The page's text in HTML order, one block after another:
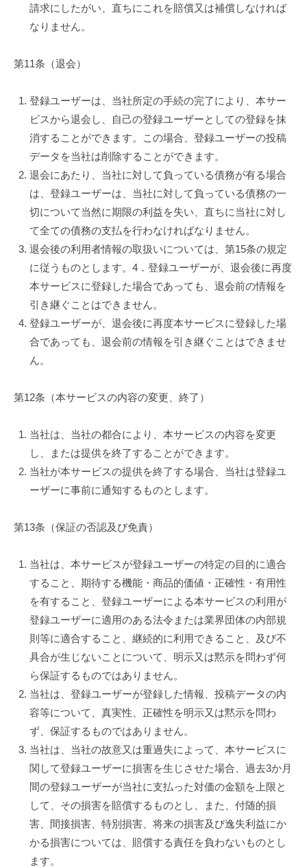
請求にしたがい、直ちにこれを賠償又は補償しなければ
なりません。
第11条（退会）
登録ユーザーは、当社所定の手続の完了により、本サー
ビスから退会し、自己の登録ユーザーとしての登録を抹
消することができます。この場合、登録ユーザーの投稿
データを当社は削除することができます。
退会にあたり、当社に対して負っている債務が有る場合
は、登録ユーザーは、当社に対して負っている債務の一
切について当然に期限の利益を失い、直ちに当社に対し
て全ての債務の支払を行わなければなりません。
退会後の利用者情報の取扱いについては、第15条の規定
に従うものとします。4．登録ユーザーが、退会後に再度
本サービスに登録した場合であっても、退会前の情報を
引き継ぐことはできません。
登録ユーザーが、退会後に再度本サービスに登録した場
合であっても、退会前の情報を引き継ぐことはできませ
ん。
第12条（本サービスの内容の変更、終了）
当社は、当社の都合により、本サービスの内容を変更
し、または提供を終了することができます。
当社が本サービスの提供を終了する場合、当社は登録ユ
ーザーに事前に通知するものとします。
第13条（保証の否認及び免責）
当社は、本サービスが登録ユーザーの特定の目的に適合
すること、期待する機能・商品的価値・正確性・有用性
を有すること、登録ユーザーによる本サービスの利用が
登録ユーザーに適用のある法令または業界団体の内部規
則等に適合すること、継続的に利用できること、及び不
具合が生じないことについて、明示又は黙示を問わず何
ら保証するものではありません。
当社は、登録ユーザーが登録した情報、投稿データの内
容等について、真実性、正確性を明示又は黙示を問わ
ず、保証するものではありません。
当社は、当社の故意又は重過失によって、本サービスに
関して登録ユーザーに損害を生じさせた場合、過去3か月
間の登録ユーザーが当社に支払った対価の金額を上限と
して、その損害を賠償するものとし、また、付随的損
害、間接損害、特別損害、将来の損害及び逸失利益にか
かる損害については、賠償する責任を負わないものとし
ます。